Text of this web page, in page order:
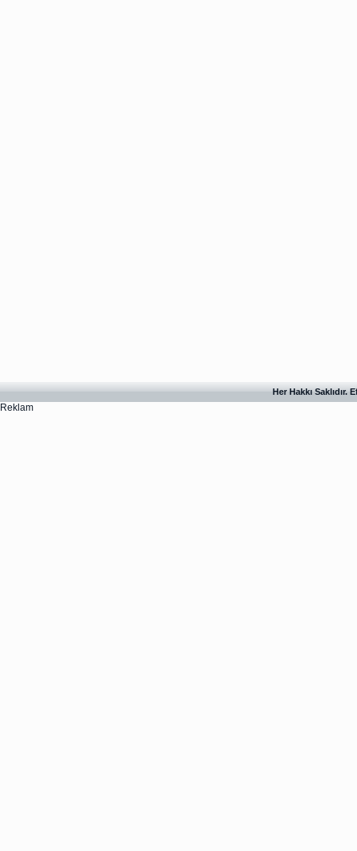
Her Hakkı Saklıdır.
Reklam